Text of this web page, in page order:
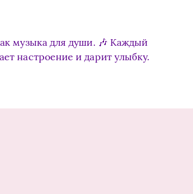
музыка для души. 🎶 Каждый
настроение и дарит улыбку.